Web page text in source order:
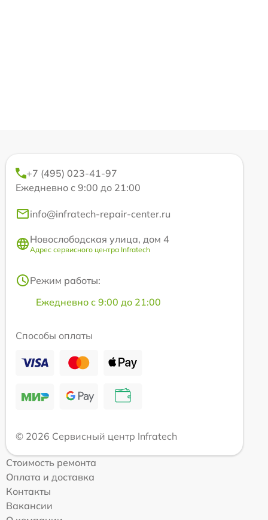
+7 (495) 023-41-97
Ежедневно с 9:00 до 21:00
info@infratech-repair-center.ru
Новослободская улица, дом 4
Адрес сервисного центра Infratech
Режим работы:
Ежедневно с 9:00 до 21:00
Способы оплаты
© 2026 Сервисный центр Infratech
Стоимость ремонта
Оплата и доставка
Контакты
Вакансии